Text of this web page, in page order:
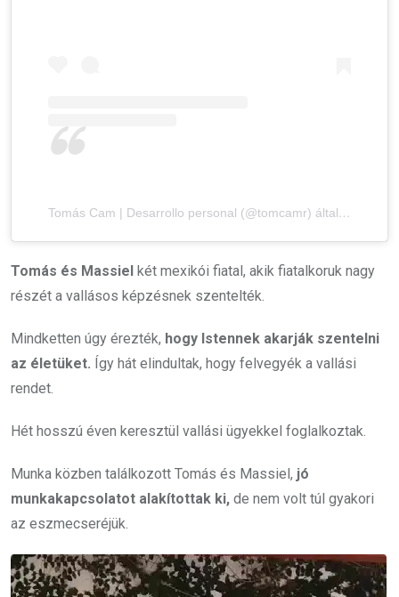
Tomás Cam | Desarrollo personal (@tomcamr) által megosztott bejegyzés
Tomás és Massiel két mexikói fiatal, akik fiatalkoruk nagy
részét a vallásos képzésnek szentelték.
Mindketten úgy érezték, hogy Istennek akarják szentelni
az életüket. Így hát elindultak, hogy felvegyék a vallási
rendet.
Hét hosszú éven keresztül vallási ügyekkel foglalkoztak.
Munka közben találkozott Tomás és Massiel, jó
munkakapcsolatot alakítottak ki, de nem volt túl gyakori
az eszmecseréjük.